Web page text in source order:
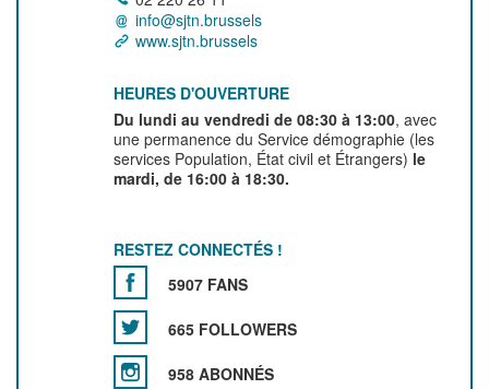
info@sjtn.brussels
www.sjtn.brussels
HEURES D'OUVERTURE
Du lundi au vendredi de 08:30 à 13:00, avec
une permanence du Service démographie (les
services Population, État civil et Étrangers) le
mardi, de 16:00 à 18:30.
RESTEZ CONNECTÉS !
5907 FANS
665 FOLLOWERS
958 ABONNÉS